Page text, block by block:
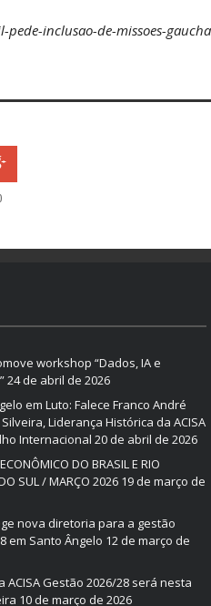
inclusao-de-missoes-
workshop “Dados, IA e
24 de abril de 2026
em Luto: Falece Franco André
Liderança Histórica da ACISA
Internacional 20 de abril de 2026
DO BRASIL E RIO
SUL / MARÇO 2026 19 de março de
nova diretoria para a gestão
em Santo Ângelo 12 de março de
ACISA Gestão 2026/28 será nesta
10 de março de 2026